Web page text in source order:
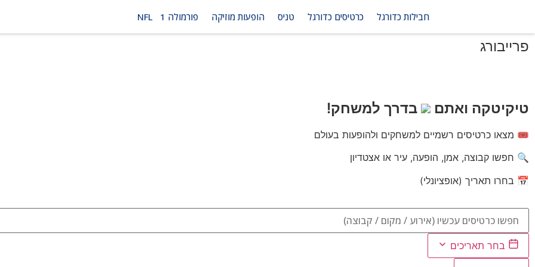
חבילות כדורגל כרטיסים כדורגל טניס הופעות מוזיקה פורמולה 1 NFL
פרייבורג
טיקיטקה ואתם בדרך למשחק!
🎟️ מצאו כרטיסים רשמיים למשחקים ולהופעות בעולם
🔍 חפשו קבוצה, אמן, הופעה, עיר או אצטדיון
📅 בחרו תאריך (אופציונלי)
בחר תאריכים